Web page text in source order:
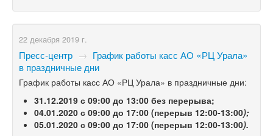
22 декабря 2019 г.
Пресс-центр → График работы касс АО «РЦ Урала»
в праздничные дни
График работы касс АО «РЦ Урала» в праздничные дни:
31.12.2019 с 09:00 до 13:00 без перерыва;
04.01.2020 с 09:00 до 17:00 (перерыв 12:00-13:00);
05.01.2020 с 09:00 до 17:00 (перерыв 12:00-13:00).